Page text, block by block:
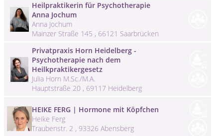
Heilpraktikerin für Psychotherapie
Anna Jochum
Anna Jochum
Mainzer Straße 145 , 66121 Saarbrücken
Privatpraxis Horn Heidelberg -
Psychotherapie nach dem
Heilkpraktikergesetz
Julia Horn M.Sc./M.A.
Hauptstraße 20 , 69117 Heidelberg
HEIKE FERG | Hormone mit Köpfchen
Heike Ferg
Traubenstr. 2 , 93326 Abensberg